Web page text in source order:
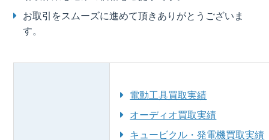
お取引をスムーズに進めて頂きありがとうございま
す。
電動工具買取実績
オーディオ買取実績
キュービクル・発電機買取実績